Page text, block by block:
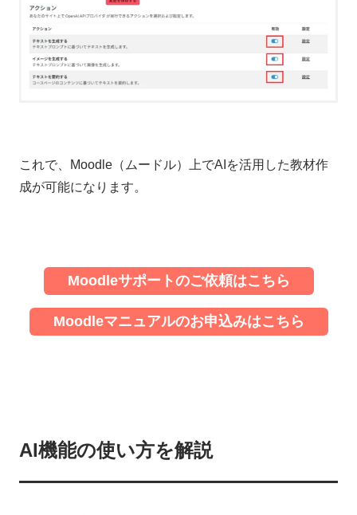
これで、Moodle（ムードル）上でAIを活用した教材作
成が可能になります。
Moodleサポートのご依頼はこちら
Moodleマニュアルのお申込みはこちら
AI機能の使い方を解説